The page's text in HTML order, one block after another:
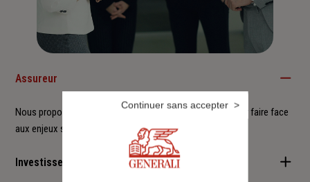
Assureur
Nous proposons à nos clients des solutions durables pour faire face
aux enjeux sociétaux et environnementaux.
Investisseur responsable
Continuer sans accepter